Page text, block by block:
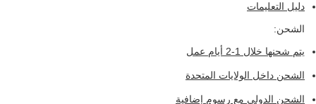
دليل التعليمات
الشحن:
يتم شحنها خلال 1-2 أيام عمل
الشحن داخل الولايات المتحدة
الشحن الدولي مع رسوم إضافية